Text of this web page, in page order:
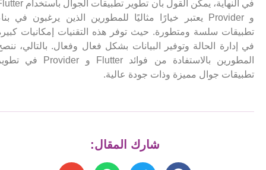
في النهاية، يمكن القول بأن تطوير تطبيقات الجوال باستخدام Flutter
و Provider يعتبر خيارًا مثاليًا للمطورين الذين يرغبون في بناء
تطبيقات سلسة ومتطورة. حيث توفر هذه التقنيات إمكانيات كبيرة
في إدارة الحالة وتوفير البيانات بشكل فعال وفعال. بالتالي، ننصح
المطورين بالاستفادة من فوائد Flutter و Provider في تطوير
تطبيقات جوال مميزة وذات جودة عالية.
شارك المقال: